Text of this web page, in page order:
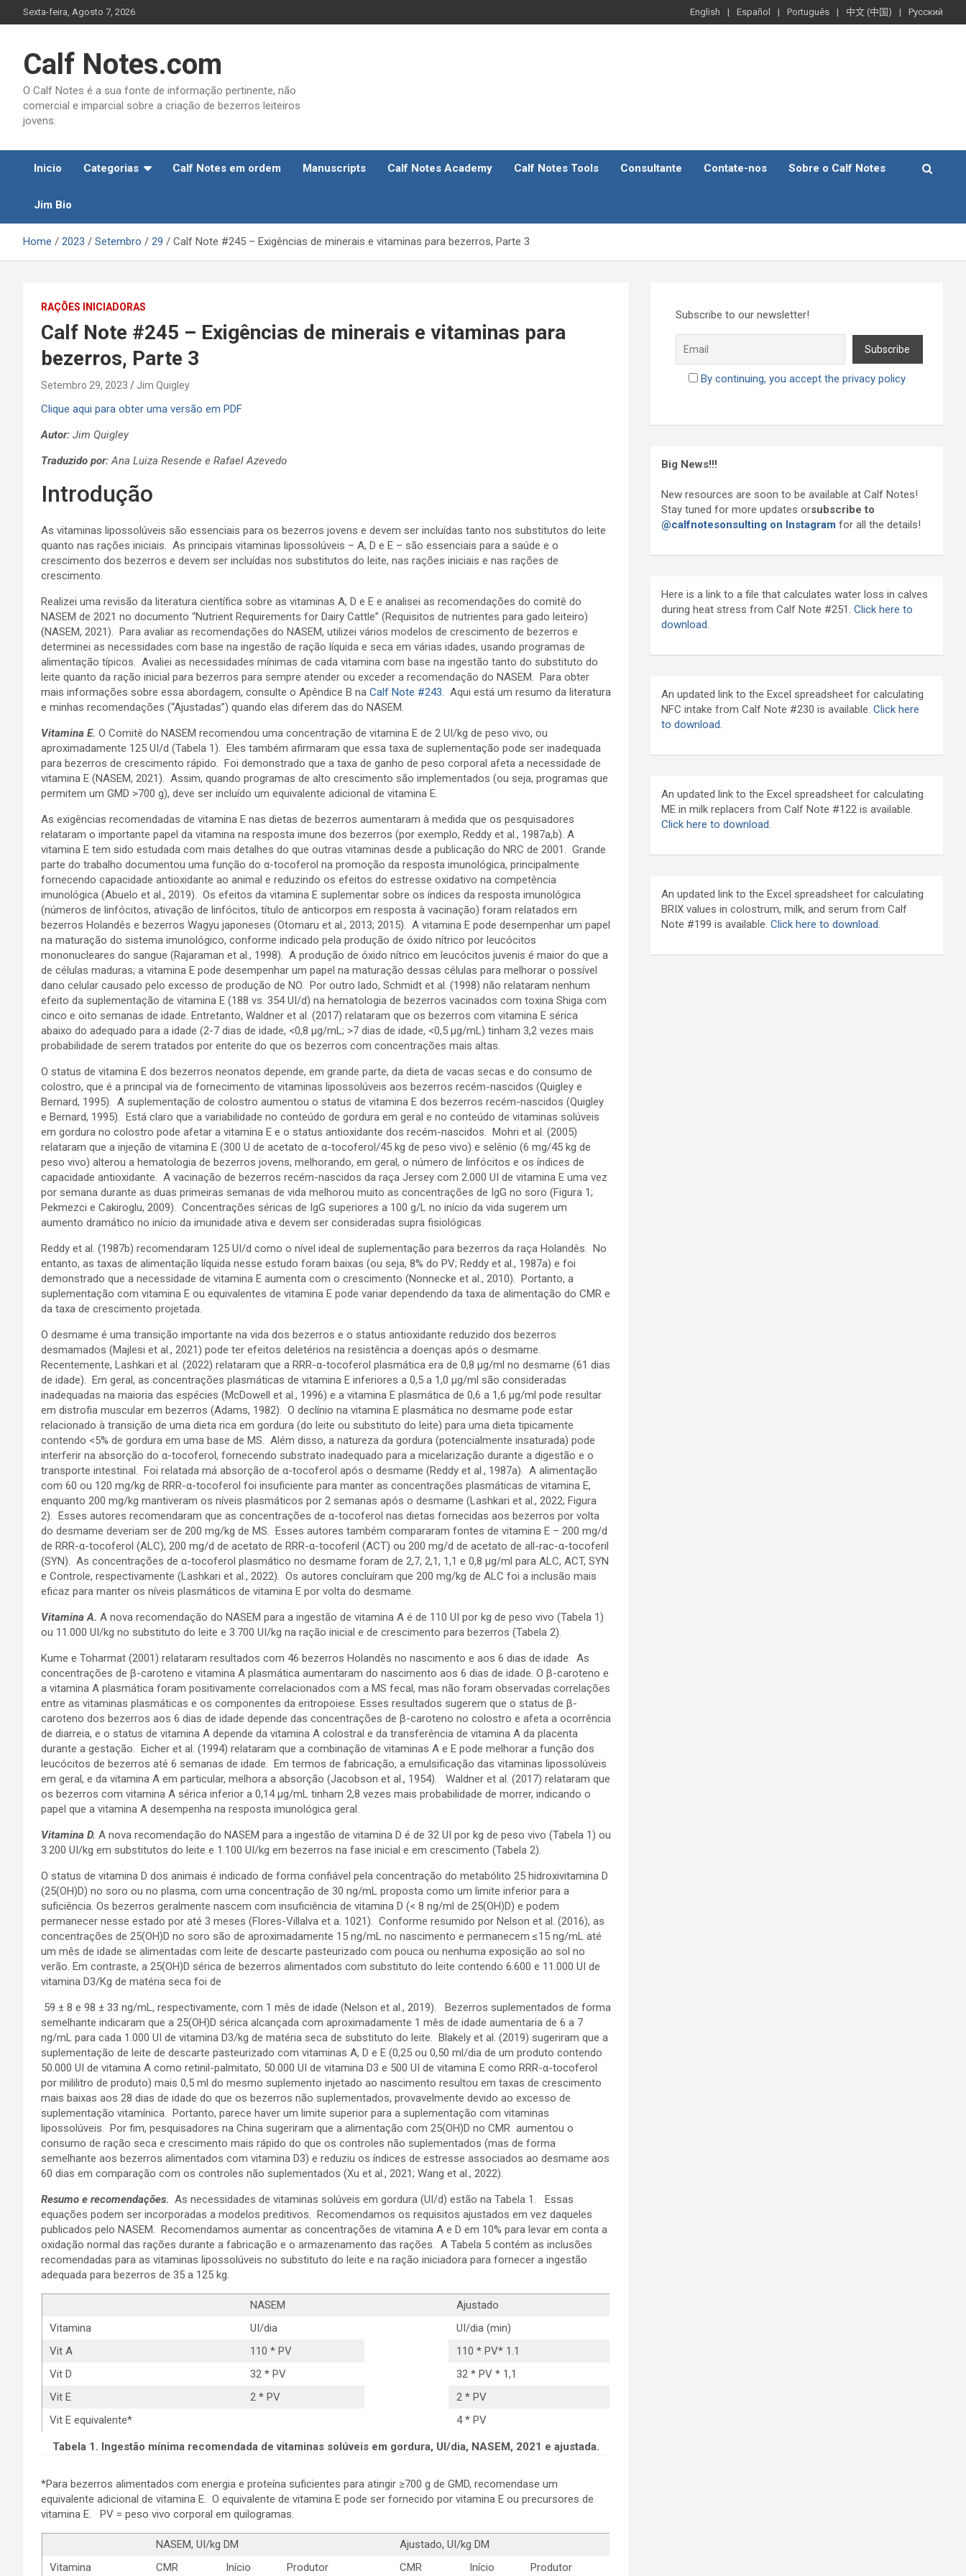
to
Sexta-feira, Agosto 7, 2026 English Español Português 中文 (中国) Русский
Calf Notes.com
O Calf Notes é a sua fonte de informação pertinente, não
comercial e imparcial sobre a criação de bezerros leiteiros
jovens.
Inicio Categorias Calf Notes em ordem Manuscripts Calf Notes Academy Calf Notes Tools Consultante Contate-nos Sobre o Calf Notes
Jim Bio
Home 2023 Setembro 29 Calf Note #245 – Exigências de minerais e vitaminas para bezerros, Parte 3
RAÇÕES INICIADORAS
Calf Note #245 – Exigências de minerais e vitaminas para
bezerros, Parte 3
Setembro 29, 2023 Jim Quigley
Clique aqui para obter uma versão em PDF
Autor: Jim Quigley
Traduzido por:Ana Luiza Resende e Rafael Azevedo
Introdução
As vitaminas lipossolúveis são essenciais para os bezerros jovens e devem ser incluídas tanto nos substitutos do leite
quanto nas rações iniciais. As principais vitaminas lipossolúveis – A, D e E – são essenciais para a saúde e o
crescimento dos bezerros e devem ser incluídas nos substitutos do leite, nas rações iniciais e nas rações de
crescimento.
Realizei uma revisão da literatura científica sobre as vitaminas A, D e E e analisei as recomendações do comitê do
NASEM de 2021 no documento “Nutrient Requirements for Dairy Cattle” (Requisitos de nutrientes para gado leiteiro)
(NASEM, 2021). Para avaliar as recomendações do NASEM, utilizei vários modelos de crescimento de bezerros e
determinei as necessidades com base na ingestão de ração líquida e seca em várias idades, usando programas de
alimentação típicos. Avaliei as necessidades mínimas de cada vitamina com base na ingestão tanto do substituto do
leite quanto da ração inicial para bezerros para sempre atender ou exceder a recomendação do NASEM. Para obter
mais informações sobre essa abordagem, consulte o Apêndice B na Calf Note #243. Aqui está um resumo da literatura
e minhas recomendações (“Ajustadas”) quando elas diferem das do NASEM.
Vitamina E. O Comitê do NASEM recomendou uma concentração de vitamina E de 2 UI/kg de peso vivo, ou
aproximadamente 125 UI/d (Tabela 1). Eles também afirmaram que essa taxa de suplementação pode ser inadequada
para bezerros de crescimento rápido. Foi demonstrado que a taxa de ganho de peso corporal afeta a necessidade de
vitamina E (NASEM, 2021). Assim, quando programas de alto crescimento são implementados (ou seja, programas que
permitem um GMD >700 g), deve ser incluído um equivalente adicional de vitamina E.
As exigências recomendadas de vitamina E nas dietas de bezerros aumentaram à medida que os pesquisadores
relataram o importante papel da vitamina na resposta imune dos bezerros (por exemplo, Reddy et al., 1987a,b). A
vitamina E tem sido estudada com mais detalhes do que outras vitaminas desde a publicação do NRC de 2001. Grande
parte do trabalho documentou uma função do α-tocoferol na promoção da resposta imunológica, principalmente
fornecendo capacidade antioxidante ao animal e reduzindo os efeitos do estresse oxidativo na competência
imunológica (Abuelo et al., 2019). Os efeitos da vitamina E suplementar sobre os índices da resposta imunológica
(números de linfócitos, ativação de linfócitos, título de anticorpos em resposta à vacinação) foram relatados em
bezerros Holandês e bezerros Wagyu japoneses (Otomaru et al., 2013; 2015). A vitamina E pode desempenhar um papel
na maturação do sistema imunológico, conforme indicado pela produção de óxido nítrico por leucócitos
mononucleares do sangue (Rajaraman et al., 1998). A produção de óxido nítrico em leucócitos juvenis é maior do que a
de células maduras; a vitamina E pode desempenhar um papel na maturação dessas células para melhorar o possível
dano celular causado pelo excesso de produção de NO. Por outro lado, Schmidt et al. (1998) não relataram nenhum
efeito da suplementação de vitamina E (188 vs. 354 UI/d) na hematologia de bezerros vacinados com toxina Shiga com
cinco e oito semanas de idade. Entretanto, Waldner et al. (2017) relataram que os bezerros com vitamina E sérica
abaixo do adequado para a idade (2-7 dias de idade, <0,8 μg/mL; >7 dias de idade, <0,5 μg/mL) tinham 3,2 vezes mais
probabilidade de serem tratados por enterite do que os bezerros com concentrações mais altas.
O status de vitamina E dos bezerros neonatos depende, em grande parte, da dieta de vacas secas e do consumo de
colostro, que é a principal via de fornecimento de vitaminas lipossolúveis aos bezerros recém-nascidos (Quigley e
Bernard, 1995). A suplementação de colostro aumentou o status de vitamina E dos bezerros recém-nascidos (Quigley
e Bernard, 1995). Está claro que a variabilidade no conteúdo de gordura em geral e no conteúdo de vitaminas solúveis
em gordura no colostro pode afetar a vitamina E e o status antioxidante dos recém-nascidos. Mohri et al. (2005)
relataram que a injeção de vitamina E (300 U de acetato de α-tocoferol/45 kg de peso vivo) e selênio (6 mg/45 kg de
peso vivo) alterou a hematologia de bezerros jovens, melhorando, em geral, o número de linfócitos e os índices de
capacidade antioxidante. A vacinação de bezerros recém-nascidos da raça Jersey com 2.000 UI de vitamina E uma vez
por semana durante as duas primeiras semanas de vida melhorou muito as concentrações de IgG no soro (Figura 1;
Pekmezci e Cakiroglu, 2009). Concentrações séricas de IgG superiores a 100 g/L no início da vida sugerem um
aumento dramático no início da imunidade ativa e devem ser consideradas supra fisiológicas.
Reddy et al. (1987b) recomendaram 125 UI/d como o nível ideal de suplementação para bezerros da raça Holandês. No
entanto, as taxas de alimentação líquida nesse estudo foram baixas (ou seja, 8% do PV; Reddy et al., 1987a) e foi
demonstrado que a necessidade de vitamina E aumenta com o crescimento (Nonnecke et al., 2010). Portanto, a
suplementação com vitamina E ou equivalentes de vitamina E pode variar dependendo da taxa de alimentação do CMR e
da taxa de crescimento projetada.
O desmame é uma transição importante na vida dos bezerros e o status antioxidante reduzido dos bezerros
desmamados (Majlesi et al., 2021) pode ter efeitos deletérios na resistência a doenças após o desmame.
Recentemente, Lashkari et al. (2022) relataram que a RRR-α-tocoferol plasmática era de 0,8 µg/ml no desmame (61 dias
de idade). Em geral, as concentrações plasmáticas de vitamina E inferiores a 0,5 a 1,0 µg/ml são consideradas
inadequadas na maioria das espécies (McDowell et al., 1996) e a vitamina E plasmática de 0,6 a 1,6 µg/ml pode resultar
em distrofia muscular em bezerros (Adams, 1982). O declínio na vitamina E plasmática no desmame pode estar
relacionado à transição de uma dieta rica em gordura (do leite ou substituto do leite) para uma dieta tipicamente
contendo <5% de gordura em uma base de MS. Além disso, a natureza da gordura (potencialmente insaturada) pode
interferir na absorção do α-tocoferol, fornecendo substrato inadequado para a micelarização durante a digestão e o
transporte intestinal. Foi relatada má absorção de α-tocoferol após o desmame (Reddy et al., 1987a). A alimentação
com 60 ou 120 mg/kg de RRR-α-tocoferol foi insuficiente para manter as concentrações plasmáticas de vitamina E,
enquanto 200 mg/kg mantiveram os níveis plasmáticos por 2 semanas após o desmame (Lashkari et al., 2022; Figura
2). Esses autores recomendaram que as concentrações de α-tocoferol nas dietas fornecidas aos bezerros por volta
do desmame deveriam ser de 200 mg/kg de MS. Esses autores também compararam fontes de vitamina E – 200 mg/d
de RRR-α-tocoferol (ALC), 200 mg/d de acetato de RRR-α-tocoferil (ACT) ou 200 mg/d de acetato de all-rac-α-tocoferil
(SYN). As concentrações de α-tocoferol plasmático no desmame foram de 2,7, 2,1, 1,1 e 0,8 µg/ml para ALC, ACT, SYN
e Controle, respectivamente (Lashkari et al., 2022). Os autores concluíram que 200 mg/kg de ALC foi a inclusão mais
eficaz para manter os níveis plasmáticos de vitamina E por volta do desmame.
Vitamina A. A nova recomendação do NASEM para a ingestão de vitamina A é de 110 UI por kg de peso vivo (Tabela 1)
ou 11.000 UI/kg no substituto do leite e 3.700 UI/kg na ração inicial e de crescimento para bezerros (Tabela 2).
Kume e Toharmat (2001) relataram resultados com 46 bezerros Holandês no nascimento e aos 6 dias de idade. As
concentrações de β-caroteno e vitamina A plasmática aumentaram do nascimento aos 6 dias de idade. O β-caroteno e
a vitamina A plasmática foram positivamente correlacionados com a MS fecal, mas não foram observadas correlações
entre as vitaminas plasmáticas e os componentes da eritropoiese. Esses resultados sugerem que o status de β-
caroteno dos bezerros aos 6 dias de idade depende das concentrações de β-caroteno no colostro e afeta a ocorrência
de diarreia, e o status de vitamina A depende da vitamina A colostral e da transferência de vitamina A da placenta
durante a gestação. Eicher et al. (1994) relataram que a combinação de vitaminas A e E pode melhorar a função dos
leucócitos de bezerros até 6 semanas de idade. Em termos de fabricação, a emulsificação das vitaminas lipossolúveis
em geral, e da vitamina A em particular, melhora a absorção (Jacobson et al., 1954). Waldner et al. (2017) relataram que
os bezerros com vitamina A sérica inferior a 0,14 μg/mL tinham 2,8 vezes mais probabilidade de morrer, indicando o
papel que a vitamina A desempenha na resposta imunológica geral.
Vitamina D. A nova recomendação do NASEM para a ingestão de vitamina D é de 32 UI por kg de peso vivo (Tabela 1) ou
3.200 UI/kg em substitutos do leite e 1.100 UI/kg em bezerros na fase inicial e em crescimento (Tabela 2).
O status de vitamina D dos animais é indicado de forma confiável pela concentração do metabólito 25 hidroxivitamina D
(25(OH)D) no soro ou no plasma, com uma concentração de 30 ng/mL proposta como um limite inferior para a
suficiência. Os bezerros geralmente nascem com insuficiência de vitamina D (< 8 ng/ml de 25(OH)D) e podem
permanecer nesse estado por até 3 meses (Flores-Villalva et a. 1021). Conforme resumido por Nelson et al. (2016), as
concentrações de 25(OH)D no soro são de aproximadamente 15 ng/mL no nascimento e permanecem ≤15 ng/mL até
um mês de idade se alimentadas com leite de descarte pasteurizado com pouca ou nenhuma exposição ao sol no
verão. Em contraste, a 25(OH)D sérica de bezerros alimentados com substituto do leite contendo 6.600 e 11.000 UI de
vitamina D3/Kg de matéria seca foi de
59 ± 8 e 98 ± 33 ng/mL, respectivamente, com 1 mês de idade (Nelson et al., 2019). Bezerros suplementados de forma
semelhante indicaram que a 25(OH)D sérica alcançada com aproximadamente 1 mês de idade aumentaria de 6 a 7
ng/mL para cada 1.000 UI de vitamina D3/kg de matéria seca de substituto do leite. Blakely et al. (2019) sugeriram que a
suplementação de leite de descarte pasteurizado com vitaminas A, D e E (0,25 ou 0,50 ml/dia de um produto contendo
50.000 UI de vitamina A como retinil-palmitato, 50.000 UI de vitamina D3 e 500 UI de vitamina E como RRR-α-tocoferol
por mililitro de produto) mais 0,5 ml do mesmo suplemento injetado ao nascimento resultou em taxas de crescimento
mais baixas aos 28 dias de idade do que os bezerros não suplementados, provavelmente devido ao excesso de
suplementação vitamínica. Portanto, parece haver um limite superior para a suplementação com vitaminas
lipossolúveis. Por fim, pesquisadores na China sugeriram que a alimentação com 25(OH)D no CMR aumentou o
consumo de ração seca e crescimento mais rápido do que os controles não suplementados (mas de forma
semelhante aos bezerros alimentados com vitamina D3) e reduziu os índices de estresse associados ao desmame aos
60 dias em comparação com os controles não suplementados (Xu et al., 2021; Wang et al., 2022).
Resumo e recomendações. As necessidades de vitaminas solúveis em gordura (UI/d) estão na Tabela 1. Essas
equações podem ser incorporadas a modelos preditivos. Recomendamos os requisitos ajustados em vez daqueles
publicados pelo NASEM. Recomendamos aumentar as concentrações de vitamina A e D em 10% para levar em conta a
oxidação normal das rações durante a fabricação e o armazenamento das rações. A Tabela 5 contém as inclusões
recomendadas para as vitaminas lipossolúveis no substituto do leite e na ração iniciadora para fornecer a ingestão
adequada para bezerros de 35 a 125 kg.
NASEM
Ajustado
Vitamina
UI/dia
UI/dia (min)
Vit A
110 * PV
110 * PV* 1.1
Vit D
32 * PV
32 * PV * 1,1
Vit E
2 * PV
2 * PV
Vit E equivalente*
4 * PV
Tabela 1. Ingestão mínima recomendada de vitaminas solúveis em gordura, UI/dia, NASEM, 2021 e ajustada.
*Para bezerros alimentados com energia e proteína suficientes para atingir ≥700 g de GMD, recomendase um
equivalente adicional de vitamina E. O equivalente de vitamina E pode ser fornecido por vitamina E ou precursores de
vitamina E. PV = peso vivo corporal em quilogramas.
NASEM, UI/kg DM
Ajustado, UI/kg DM
Vitamina
CMR Início Produtor CMR Início Produtor
Subscribe to our newsletter!
By continuing, you accept the privacy policy
Big News!!!
New resources are soon to be available at Calf Notes!
Stay tuned for more updates orsubscribe to
@calfnotesonsulting on Instagram for all the details!
Here is a link to a file that calculates water loss in calves
during heat stress from Calf Note #251.Click here to
download.
An updated link to the Excel spreadsheet for calculating
NFC intake from Calf Note #230 is available.Click here
to download.
An updated link to the Excel spreadsheet for calculating
ME in milk replacers from Calf Note #122 is available.
Click here to download.
An updated link to the Excel spreadsheet for calculating
BRIX values in colostrum, milk, and serum from Calf
Note #199 is available.Click here to download.